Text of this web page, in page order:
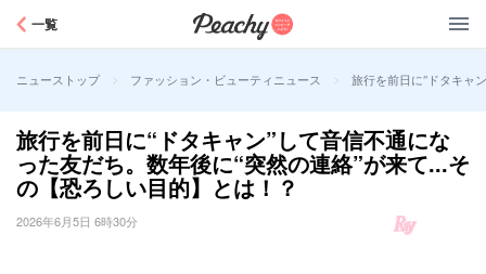
一覧
ニューストップ > ファッション・ビューティニュース > 旅行を前日に“ドタキャ
旅行を前日に“ドタキャン”して音信不通にな
った友だち。数年後に“突然の連絡”が来て...そ
の【恐ろしい目的】とは！？
2026年6月5日 6時30分